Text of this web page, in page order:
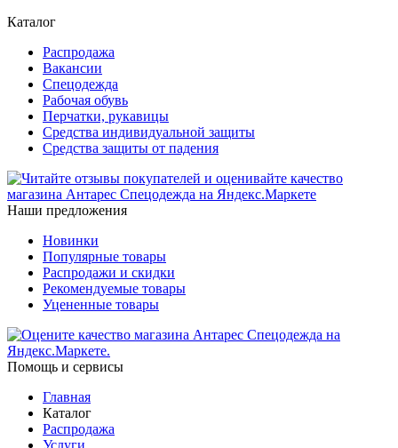
Каталог
Распродажа
Вакансии
Спецодежда
Рабочая обувь
Перчатки, рукавицы
Средства индивидуальной защиты
Средства защиты от падения
Наши предложения
Новинки
Популярные товары
Распродажи и скидки
Рекомендуемые товары
Уцененные товары
Помощь и сервисы
Главная
Каталог
Распродажа
Услуги